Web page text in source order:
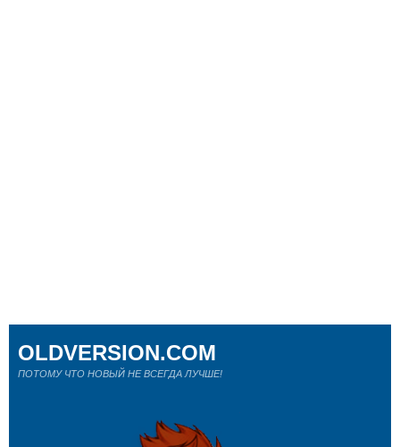
OLDVERSION.COM
ПОТОМУ ЧТО НОВЫЙ НЕ ВСЕГДА ЛУЧШЕ!